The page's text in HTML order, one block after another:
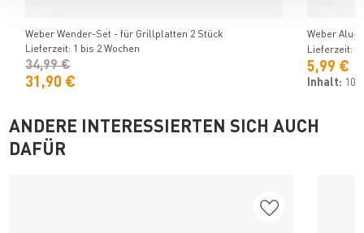
Weber Wender-Set - für Grillplatten 2 Stück
Lieferzeit: 1 bis 2 Wochen
31,90 €
34,99 €
Weber Alu-
Lieferzeit: 1
5,99 €
Inhalt: 10
ANDERE INTERESSIERTEN SICH AUCH
DAFÜR